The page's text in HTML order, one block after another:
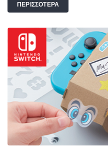
ΠΕΡΙΣΣΟΤΕΡΑ